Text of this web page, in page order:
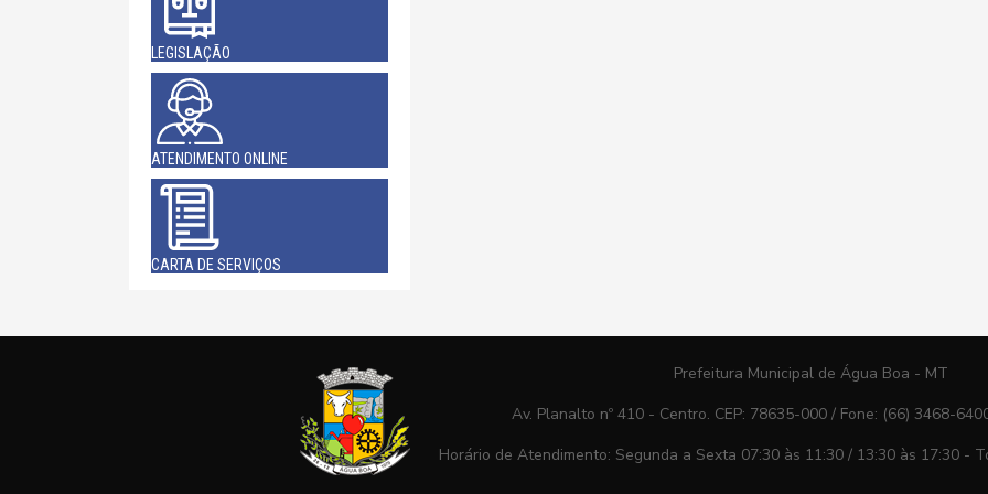
LEGISLAÇÃO
ATENDIMENTO ONLINE
CARTA DE SERVIÇOS
Prefeitura Municipal de Água Boa - MT
Av. Planalto nº 410 - Centro. CEP: 78635-000 / Fone: (66) 3468-
Horário de Atendimento: Segunda a Sexta 07:30 às 11:30 / 13:30 às 17:30 -